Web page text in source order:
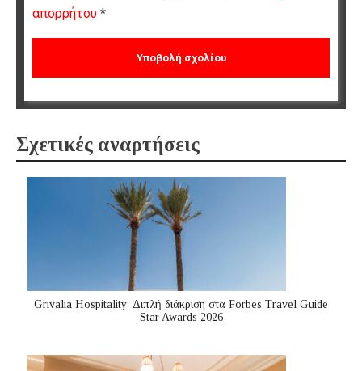
απορρήτου *
Σχετικές αναρτήσεις
Grivalia Hospitality: Διπλή διάκριση στα Forbes Travel Guide
Star Awards 2026